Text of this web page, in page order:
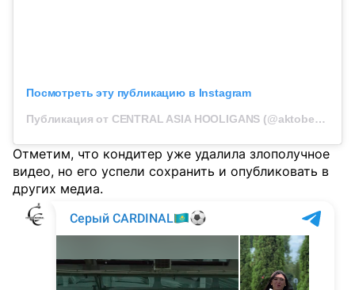
Посмотреть эту публикацию в Instagram
Публикация от CENTRAL ASIA HOOLIGANS (@aktobe_otbasy)
Отметим, что кондитер уже удалила злополучное
видео, но его успели сохранить и опубликовать в
других медиа.